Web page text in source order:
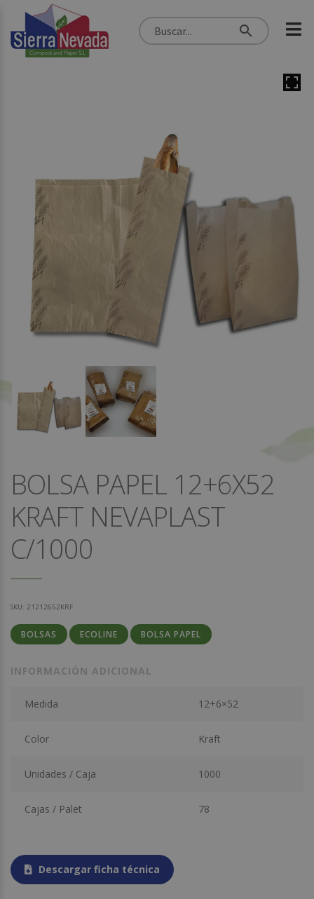
BOLSA PAPEL 12+6X52
KRAFT NEVAPLAST
C/1000
SKU: 21212652KRF
BOLSAS ECOLINE BOLSA PAPEL
INFORMACIÓN ADICIONAL
Medida 12+6×52
Color Kraft
Unidades / Caja 1000
Cajas / Palet 78
Descargar ficha técnica